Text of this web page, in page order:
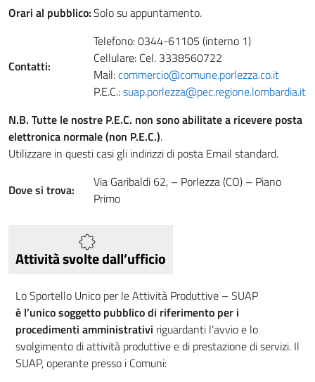
Orari al pubblico:Solo su appuntamento.
Contatti:
Telefono: 0344-61105 (interno 1)
Cellulare: Cel. 3338560722
Mail:commercio@comune.porlezza.co.it
P.E.C.:suap.porlezza@pec.regione.lombardia.it
N.B. Tutte le nostre P.E.C. non sono abilitate a ricevere posta
elettronica normale (non P.E.C.).
Utilizzare in questi casi gli indirizzi di posta Email standard.
Dove si trova:
Via Garibaldi 62, – Porlezza (CO) – Piano
Primo
Attività svolte dall’ufficio
Lo Sportello Unico per le Attività Produttive – SUAP
è l’unico soggetto pubblico di riferimento per i
procedimenti amministrativi riguardanti l’avvio e lo
svolgimento di attività produttive e di prestazione di servizi. Il
SUAP, operante presso i Comuni: